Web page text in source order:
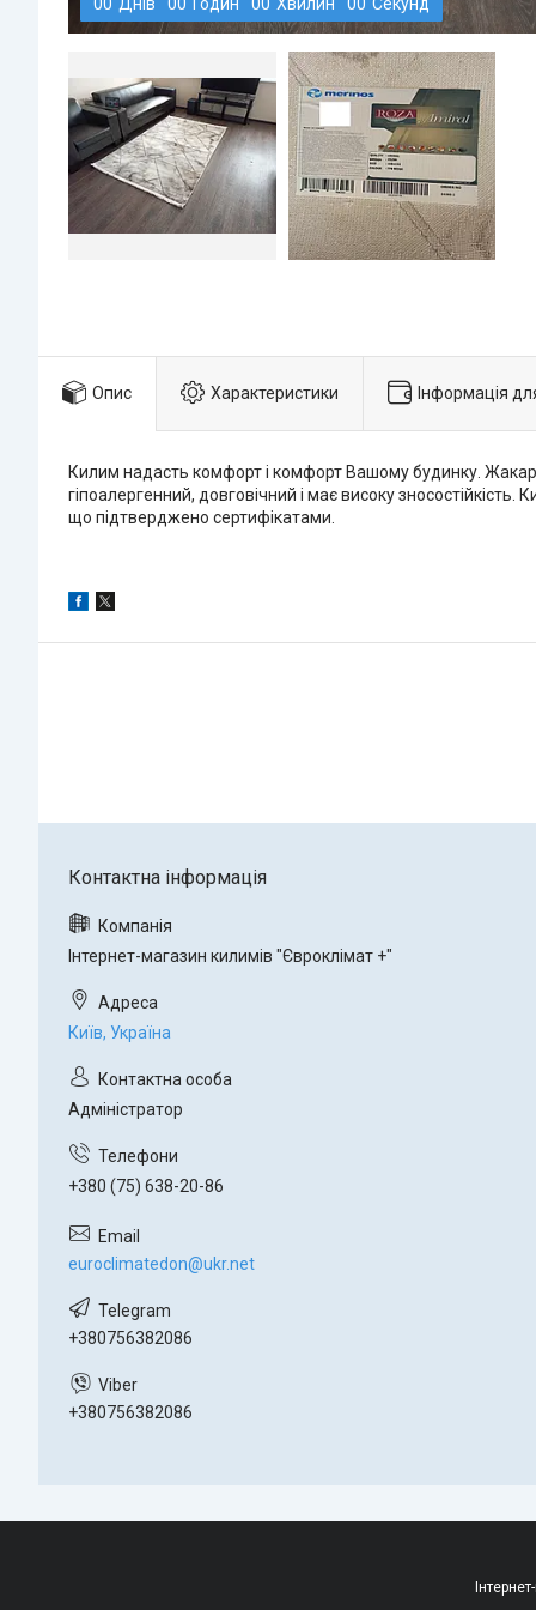
00 Днів 00 Годин 00 Хвилин 00 Секунд
Опис Характеристики Інформація
Килим надасть комфорт і комфорт Вашому будинку.
гіпоалергенний, довговічний і має високу
що підтверджено сертифікатами.
Інтернет-магазин килимів "Євроклімат +"
Київ, Україна
Адміністратор
+380 (75) 638-20-86
euroclimatedon@ukr.net
+380756382086
+380756382086